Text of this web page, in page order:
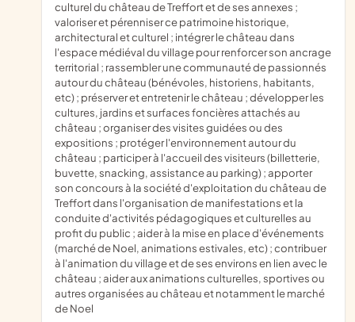
culturel du château de Treffort et de ses annexes ;
valoriser et pérenniser ce patrimoine historique,
architectural et culturel ; intégrer le château dans
l'espace médiéval du village pour renforcer son ancrage
territorial ; rassembler une communauté de passionnés
autour du château (bénévoles, historiens, habitants,
etc) ; préserver et entretenir le château ; développer les
cultures, jardins et surfaces foncières attachés au
château ; organiser des visites guidées ou des
expositions ; protéger l'environnement autour du
château ; participer à l'accueil des visiteurs (billetterie,
buvette, snacking, assistance au parking) ; apporter
son concours à la société d'exploitation du château de
Treffort dans l'organisation de manifestations et la
conduite d'activités pédagogiques et culturelles au
profit du public ; aider à la mise en place d'événements
(marché de Noel, animations estivales, etc) ; contribuer
à l'animation du village et de ses environs en lien avec le
château ; aider aux animations culturelles, sportives ou
autres organisées au château et notamment le marché
de Noel